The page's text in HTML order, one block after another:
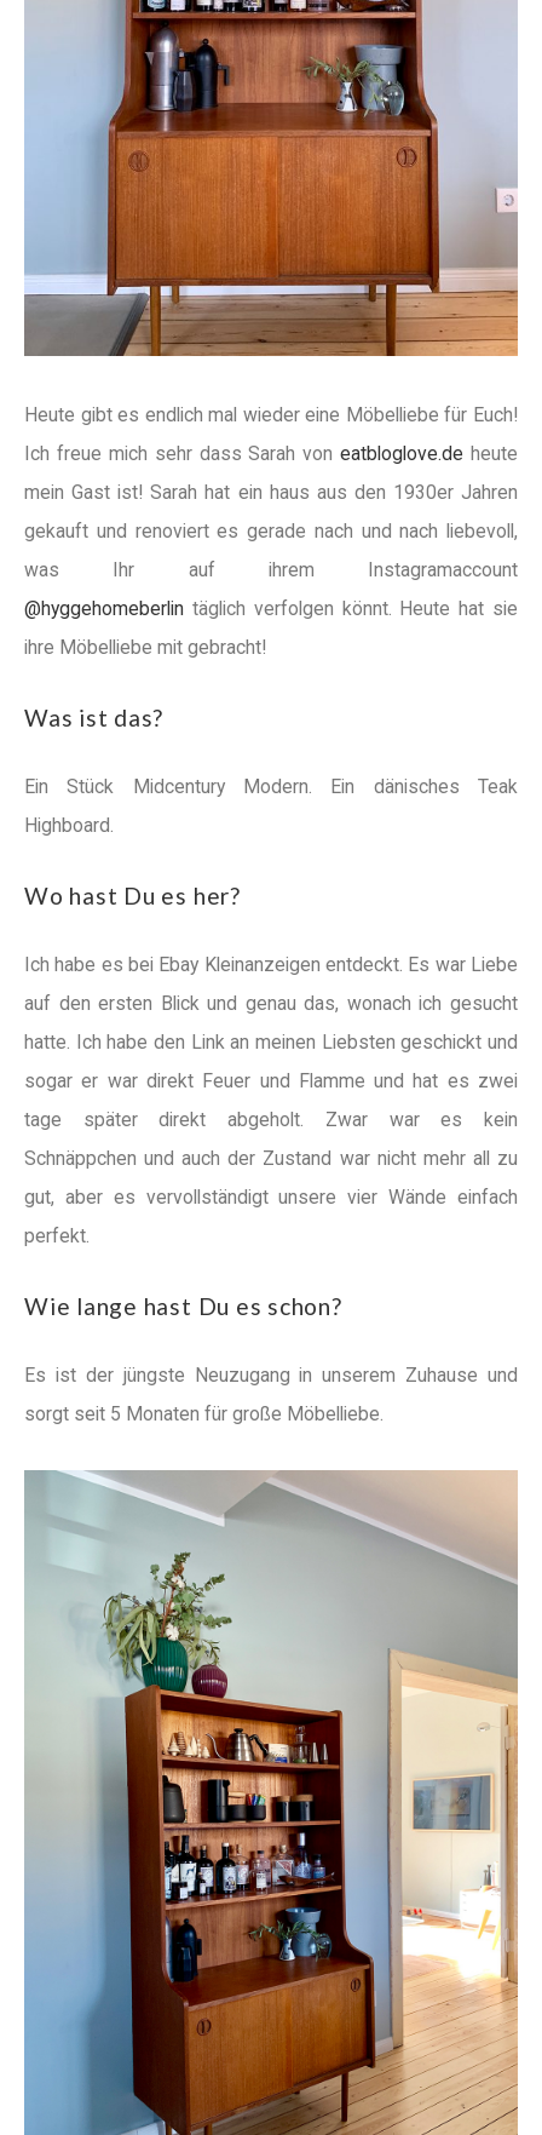
Heute gibt es endlich mal wieder eine Möbelliebe für Euch!
Ich freue mich sehr dass Sarah voneatbloglove.de heute
mein Gast ist! Sarah hat ein haus aus den 1930er Jahren
gekauft und renoviert es gerade nach und nach liebevoll,
was Ihr auf ihrem Instagramaccount
@hyggehomeberlin täglich verfolgen könnt. Heute hat sie
ihre Möbelliebe mit gebracht!
Was ist das?
Ein Stück Midcentury Modern. Ein dänisches Teak
Highboard.
Wo hast Du es her?
Ich habe es bei Ebay Kleinanzeigen entdeckt. Es war Liebe
auf den ersten Blick und genau das, wonach ich gesucht
hatte. Ich habe den Link an meinen Liebsten geschickt und
sogar er war direkt Feuer und Flamme und hat es zwei
tage später direkt abgeholt. Zwar war es kein
Schnäppchen und auch der Zustand war nicht mehr all zu
gut, aber es vervollständigt unsere vier Wände einfach
perfekt.
Wie lange hast Du es schon?
Es ist der jüngste Neuzugang in unserem Zuhause und
sorgt seit 5 Monaten für große Möbelliebe.